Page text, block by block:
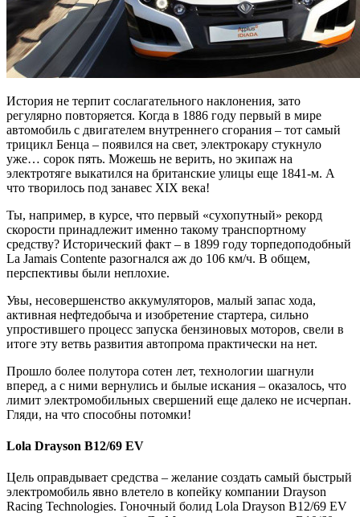
История не терпит сослагательного наклонения, зато
регулярно повторяется. Когда в 1886 году первый в мире
автомобиль с двигателем внутреннего сгорания – тот самый
трицикл Бенца – появился на свет, электрокару стукнуло
уже… сорок пять. Можешь не верить, но экипаж на
электротяге выкатился на британские улицы еще 1841-м. А
что творилось под занавес XIX века!
Ты, например, в курсе, что первый «сухопутный» рекорд
скорости принадлежит именно такому транспортному
средству? Исторический факт – в 1899 году торпедоподобный
La Jamais Contente разогнался аж до 106 км/ч. В общем,
перспективы были неплохие.
Увы, несовершенство аккумуляторов, малый запас хода,
активная нефтедобыча и изобретение стартера, сильно
упростившего процесс запуска бензиновых моторов, свели в
итоге эту ветвь развития автопрома практически на нет.
Прошло более полутора сотен лет, технологии шагнули
вперед, а с ними вернулись и былые искания – оказалось, что
лимит электромобильных свершений еще далеко не исчерпан.
Гляди, на что способны потомки!
Lola Drayson B12/69 EV
Цель оправдывает средства – желание создать самый быстрый
электромобиль явно влетело в копейку компании Drayson
Racing Technologies. Гоночный болид Lola Drayson B12/69 EV